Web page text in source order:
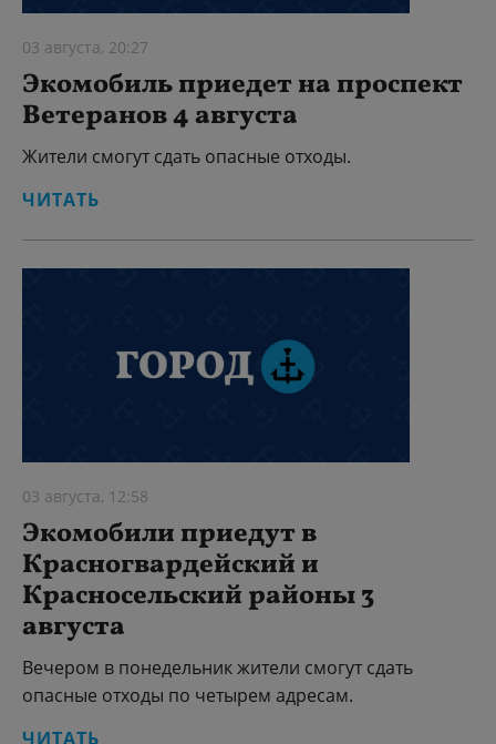
03 августа, 20:27
Экомобиль приедет на проспект
Ветеранов 4 августа
Жители смогут сдать опасные отходы.
ЧИТАТЬ
03 августа, 12:58
Экомобили приедут в
Красногвардейский и
Красносельский районы 3
августа
Вечером в понедельник жители смогут сдать
опасные отходы по четырем адресам.
ЧИТАТЬ